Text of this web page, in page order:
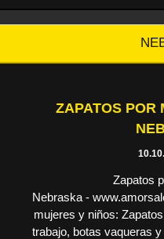
ZAPATOS POR
Zapatos
Nebraska -
mujeres y niños:
trabajo, botas vaqueras